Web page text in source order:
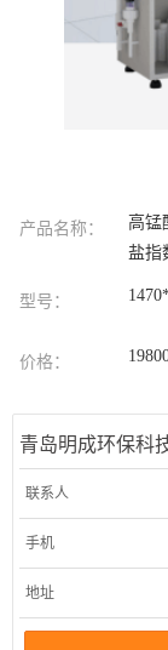
产品名称：
高锰
盐指
型号：
价格：
青岛明成环保科
联系人
手机
地址